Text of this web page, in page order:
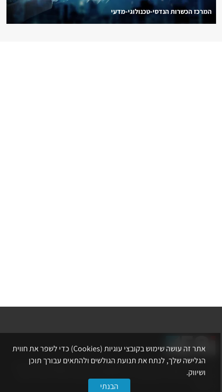
המרכז הכשרות הנדסי-טכנולוגי-מדעי
אתר לשכת המהנדסים, האדריכלים והאקדמאים בעלי המקצועות הטכנולוגיים
מרכז את הפעילויות המקצועיות, ההשתלמויות, ההטבות ואירועי הפנאי לאנשי
אתר זה עושה שימוש בקובצי עוגיות (Cookies) כדי לשפר את חווית
הגלישה שלך, לנתח את תנועת הגולשים ולהתאים עבורך תוכן
ושיווק.
הבנתי